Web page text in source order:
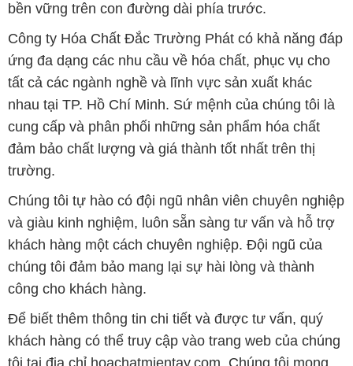
bền vững trên con đường dài phía trước.
Công ty Hóa Chất Đắc Trường Phát có khả năng đáp
ứng đa dạng các nhu cầu về hóa chất, phục vụ cho
tất cả các ngành nghề và lĩnh vực sản xuất khác
nhau tại TP. Hồ Chí Minh. Sứ mệnh của chúng tôi là
cung cấp và phân phối những sản phẩm hóa chất
đảm bảo chất lượng và giá thành tốt nhất trên thị
trường.
Chúng tôi tự hào có đội ngũ nhân viên chuyên nghiệp
và giàu kinh nghiệm, luôn sẵn sàng tư vấn và hỗ trợ
khách hàng một cách chuyên nghiệp. Đội ngũ của
chúng tôi đảm bảo mang lại sự hài lòng và thành
công cho khách hàng.
Để biết thêm thông tin chi tiết và được tư vấn, quý
khách hàng có thể truy cập vào trang web của chúng